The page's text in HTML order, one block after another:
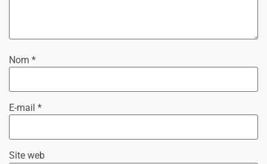
Nom *
E-mail *
Site web